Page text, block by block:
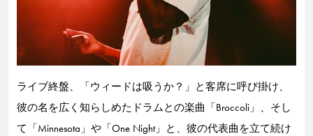
ライブ終盤、「ウィードは吸うか？」と客席に呼び掛け、
彼の名を広く知らしめたドラムとの楽曲「Broccoli」、そし
て「Minnesota」や「One Night」と、彼の代表曲を立て続け